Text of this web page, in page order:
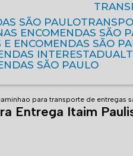
SÃO PAULO
ENCOMENDAS SÃO
E ENCOMENDAS SÃO
INTERESTADUAL
SÃO PAULO
para transporte de entregas
Entrega Itaim